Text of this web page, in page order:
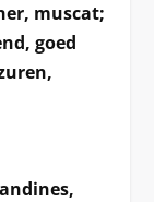
muscat;
goed